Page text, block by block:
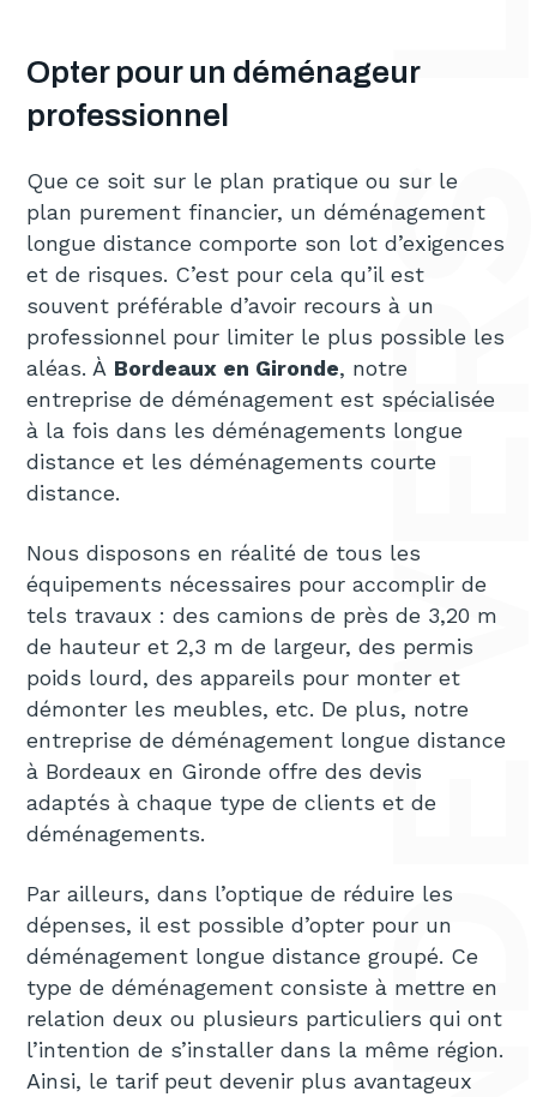
Opter pour un déménageur
professionnel
Que ce soit sur le plan pratique ou sur le
plan purement financier, un déménagement
longue distance comporte son lot d’exigences
et de risques. C’est pour cela qu’il est
souvent préférable d’avoir recours à un
professionnel pour limiter le plus possible les
aléas. À Bordeaux en Gironde, notre
entreprise de déménagement est spécialisée
à la fois dans les déménagements longue
distance et les déménagements courte
distance.
Nous disposons en réalité de tous les
équipements nécessaires pour accomplir de
tels travaux : des camions de près de 3,20 m
de hauteur et 2,3 m de largeur, des permis
poids lourd, des appareils pour monter et
démonter les meubles, etc. De plus, notre
entreprise de déménagement longue distance
à Bordeaux en Gironde offre des devis
adaptés à chaque type de clients et de
déménagements.
Par ailleurs, dans l’optique de réduire les
dépenses, il est possible d’opter pour un
déménagement longue distance groupé. Ce
type de déménagement consiste à mettre en
relation deux ou plusieurs particuliers qui ont
l’intention de s’installer dans la même région.
Ainsi, le tarif peut devenir plus avantageux